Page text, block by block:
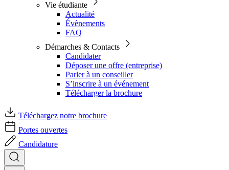
Vie étudiante
Actualité
Évènements
FAQ
Démarches & Contacts
Candidater
Déposer une offre (entreprise)
Parler à un conseiller
S’inscrire à un événement
Télécharger la brochure
Téléchargez notre brochure
Portes ouvertes
Candidature